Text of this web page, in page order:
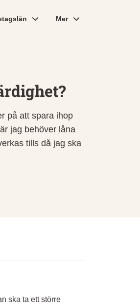
Mer
på att spara ihop
jag behöver låna
tills då jag ska
ska ta ett större